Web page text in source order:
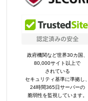
政府機関など世界30カ国、
80,000サイト以上で
されている
セキュリティ基準に準拠し、
24時間365日サーバーの
脆弱性を監視しています。